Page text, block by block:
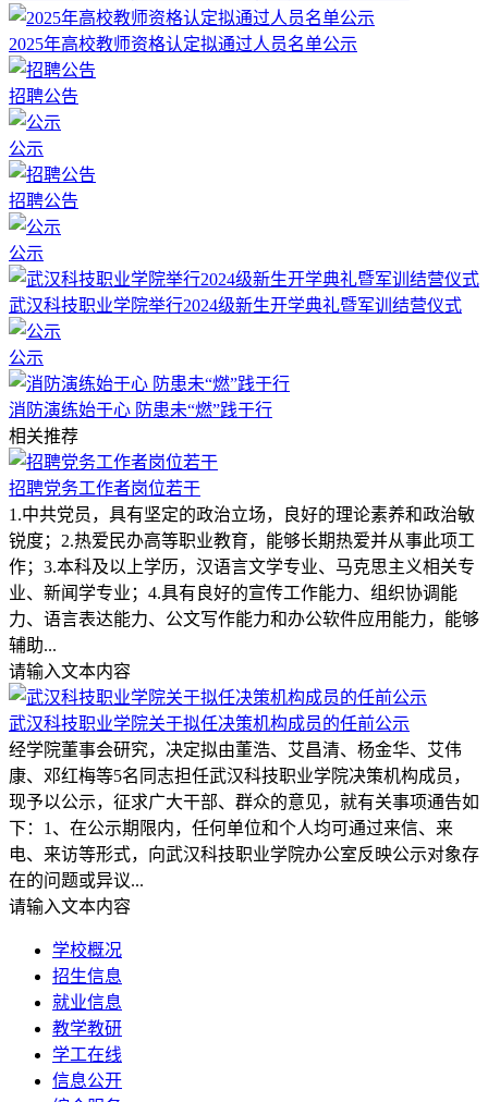
2025年高校教师资格认定拟通过人员名单公示
招聘公告
公示
招聘公告
公示
武汉科技职业学院举行2024级新生开学典礼暨军训结营仪式
公示
消防演练始于心 防患未“燃”践于行
相关推荐
招聘党务工作者岗位若干
1.中共党员，具有坚定的政治立场，良好的理论素养和政治敏
锐度；2.热爱民办高等职业教育，能够长期热爱并从事此项工
作；3.本科及以上学历，汉语言文学专业、马克思主义相关专
业、新闻学专业；4.具有良好的宣传工作能力、组织协调能
力、语言表达能力、公文写作能力和办公软件应用能力，能够
辅助...
请输入文本内容
武汉科技职业学院关于拟任决策机构成员的任前公示
经学院董事会研究，决定拟由董浩、艾昌清、杨金华、艾伟
康、邓红梅等5名同志担任武汉科技职业学院决策机构成员，
现予以公示，征求广大干部、群众的意见，就有关事项通告如
下：1、在公示期限内，任何单位和个人均可通过来信、来
电、来访等形式，向武汉科技职业学院办公室反映公示对象存
在的问题或异议...
请输入文本内容
学校概况
招生信息
就业信息
教学教研
学工在线
信息公开